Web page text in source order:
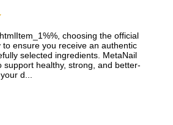
choosing the official
ensure you receive an authentic
selected ingredients. MetaNail
support healthy, strong, and better-
d...